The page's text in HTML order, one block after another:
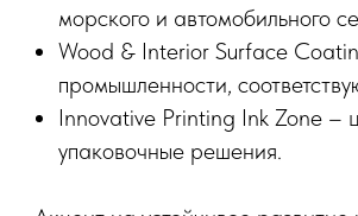
морского и автомобильного
Wood & Interior Surface
промышленности,
Innovative Printing Ink Zone –
упаковочные решения.